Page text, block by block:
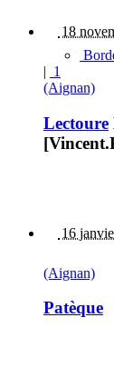
18
| 1
(Aignan)
Lectoure
16
(Aignan)
Patèque